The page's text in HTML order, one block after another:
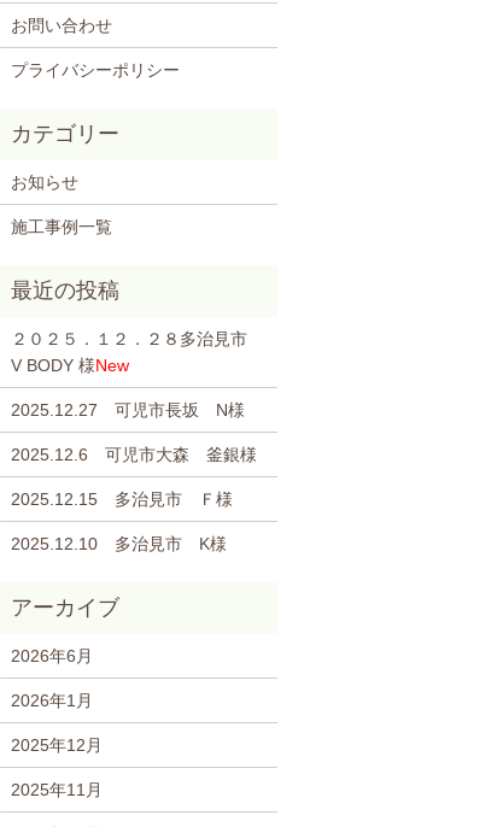
お問い合わせ
プライバシーポリシー
お知らせ
施工事例一覧
２０２５．１２．２８多治見市
V BODY 様New
2025.12.27 可児市長坂 N様
2025.12.6 可児市大森 釜銀様
2025.12.15 多治見市 Ｆ様
2025.12.10 多治見市 K様
2026年6月
2026年1月
2025年12月
2025年11月